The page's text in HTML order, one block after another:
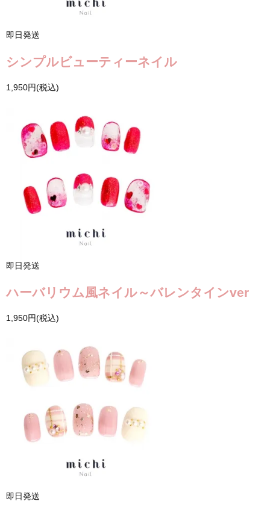
即日発送
シンプルビューティーネイル
1,950円(税込)
即日発送
ハーバリウム風ネイル～バレンタインver
1,950円(税込)
即日発送